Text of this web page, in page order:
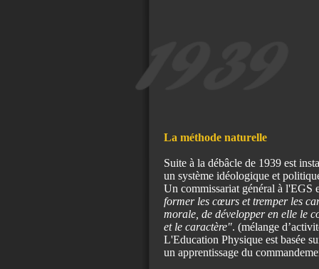
La méthode naturelle
Suite à la débâcle de 1939 est
un système idéologique et
Un commissariat général à l'EGS
former les cœurs et tremper les
morale, de développer en elle le
et le caractère". (mélange
L'Education Physique est basée
un apprentissage du